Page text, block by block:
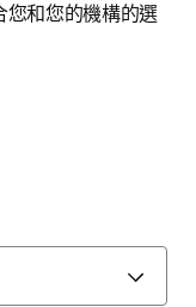
您和您的機構的選